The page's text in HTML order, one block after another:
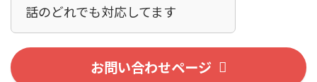
話のどれでも対応してます！
お問い合わせページ